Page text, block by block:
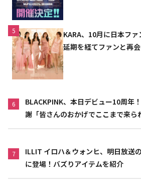
5
KARA、10月に日本フ
延期を経てファンと再
6
BLACKPINK、本日デビュー10周年
謝「皆さんのおかげでここまで来ら
7
ILLIT イロハ＆ウォンヒ、明日放送
に登場！バズりアイテムを紹介